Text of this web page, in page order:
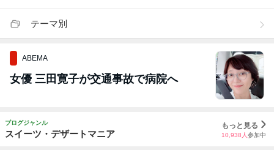
テーマ別
ABEMA
女優 三田寛子が交通事故で病院へ
ブログジャンル
スイーツ・デザートマニア
もっと見る
10,938 人 参加中